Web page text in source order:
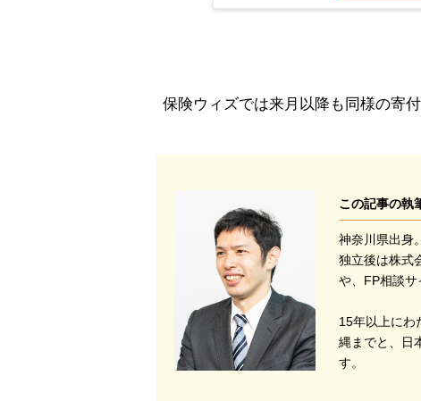
保険ウィズでは来月以降も同様の寄
この記事の執
神奈川県出身
独立後は株式
や、FP相談サ
15年以上にわ
縄までと、日
す。